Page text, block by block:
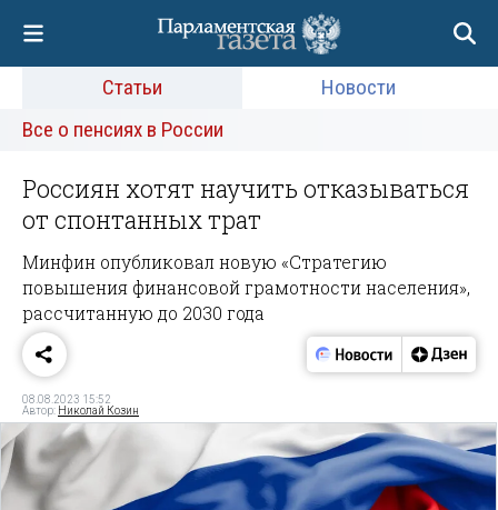
Статьи
Новости
Все о пенсиях в России
Россиян хотят научить отказываться
от спонтанных трат
Минфин опубликовал новую «Стратегию
повышения финансовой грамотности населения»,
рассчитанную до 2030 года
08.08.2023 15:52
Автор: Николай Козин